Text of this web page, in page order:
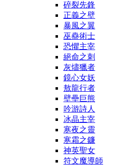
碎裂先鋒
正義之壁
暴風之翼
巫蠱術士
恐懼主宰
絕命之刺
灰燼獵者
鏡心女妖
敖龍行者
壁壘巨熊
吟游詩人
冰晶主宰
寒夜之靈
寒霜之鐮
神英聖女
符文魔導師